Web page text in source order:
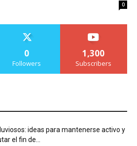
0
0
Followers
1,300
Subscribers
ideas para mantenerse activo y
el fin de...